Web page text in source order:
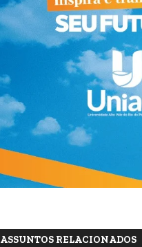
ASSUNTOS RELACIONADOS